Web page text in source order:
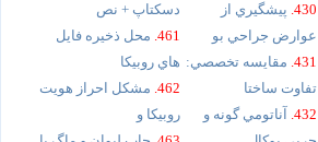
430. پيشگيري از
عوارض جراحي بو
431. مقايسه تخصصي:
تفاوت ساختا
432.
آناتومي گونه و
دسکتاپ + نص
461. محل ذخيره فايل
هاي روبيکا
462. مشکل احراز هويت
روبيکا و